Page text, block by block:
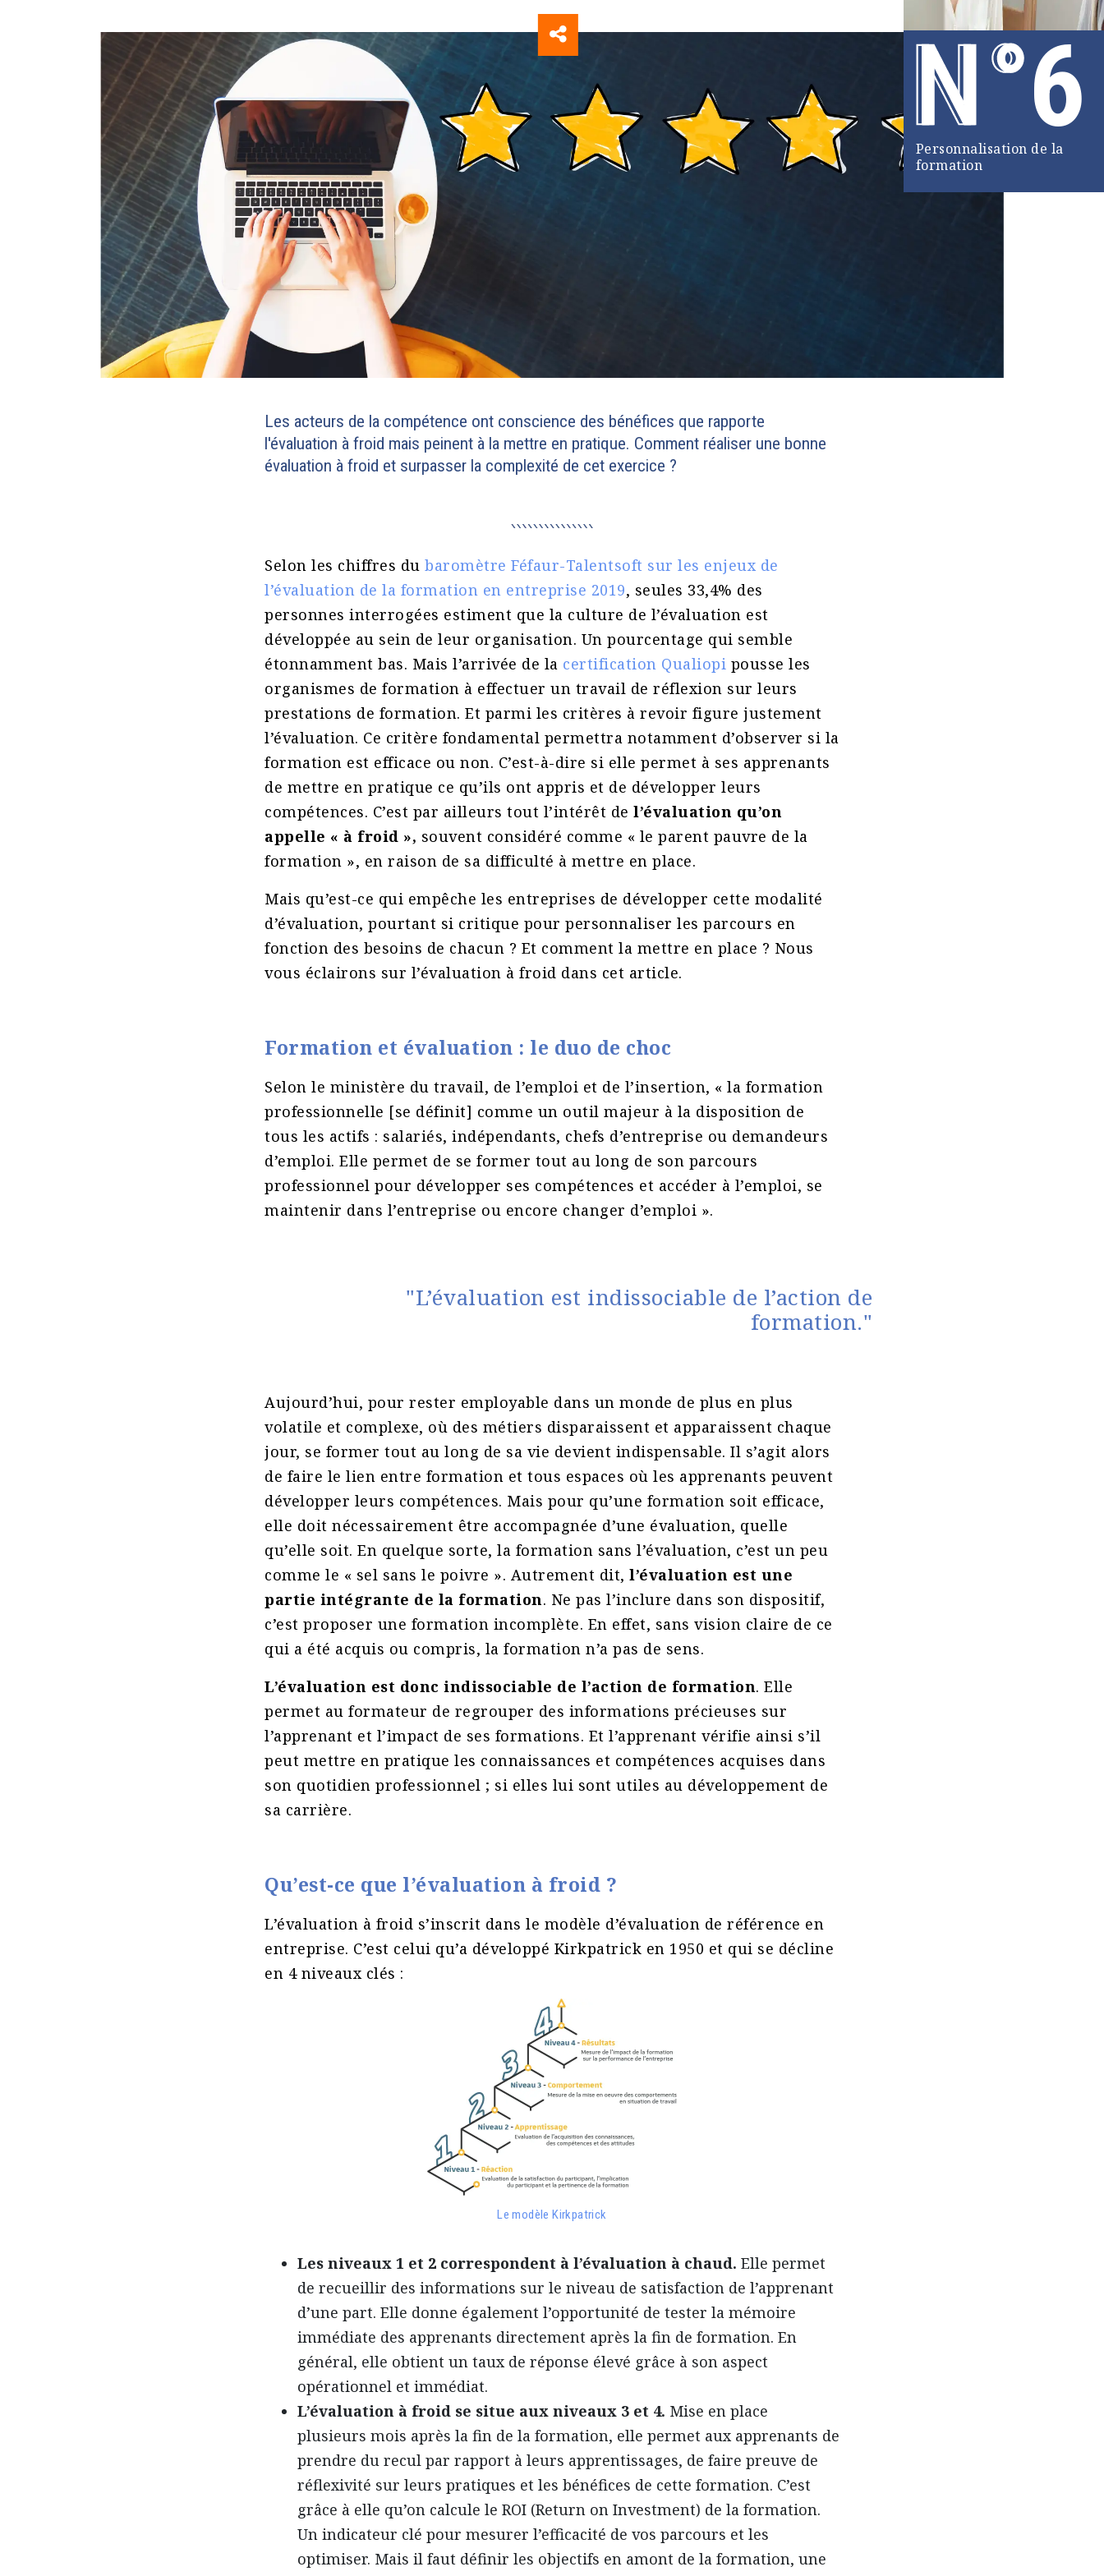
6
Personnalisation de la
formation
Les acteurs de la compétence ont conscience des bénéfices que rapporte
l'évaluation à froid mais peinent à la mettre en pratique. Comment réaliser une bonne
évaluation à froid et surpasser la complexité de cet exercice ?
Selon les chiffres du baromètre Féfaur-Talentsoft sur les enjeux de
l’évaluation de la formation en entreprise 2019, seules 33,4% des
personnes interrogées estiment que la culture de l’évaluation est
développée au sein de leur organisation. Un pourcentage qui semble
étonnamment bas. Mais l’arrivée de la certification Qualiopi pousse les
organismes de formation à effectuer un travail de réflexion sur leurs
prestations de formation. Et parmi les critères à revoir figure justement
l’évaluation. Ce critère fondamental permettra notamment d’observer si la
formation est efficace ou non. C’est-à-dire si elle permet à ses apprenants
de mettre en pratique ce qu’ils ont appris et de développer leurs
compétences. C’est par ailleurs tout l’intérêt de l’évaluation qu’on
appelle « à froid », souvent considéré comme « le parent pauvre de la
formation », en raison de sa difficulté à mettre en place.
Mais qu’est-ce qui empêche les entreprises de développer cette modalité
d’évaluation, pourtant si critique pour personnaliser les parcours en
fonction des besoins de chacun ? Et comment la mettre en place ? Nous
vous éclairons sur l’évaluation à froid dans cet article.
Formation et évaluation : le duo de choc
Selon le ministère du travail, de l’emploi et de l’insertion, « la formation
professionnelle [se définit] comme un outil majeur à la disposition de
tous les actifs : salariés, indépendants, chefs d’entreprise ou demandeurs
d’emploi. Elle permet de se former tout au long de son parcours
professionnel pour développer ses compétences et accéder à l’emploi, se
maintenir dans l’entreprise ou encore changer d’emploi ».
"L’évaluation est indissociable de l’action de
formation."
Aujourd’hui, pour rester employable dans un monde de plus en plus
volatile et complexe, où des métiers disparaissent et apparaissent chaque
jour, se former tout au long de sa vie devient indispensable. Il s’agit alors
de faire le lien entre formation et tous espaces où les apprenants peuvent
développer leurs compétences. Mais pour qu’une formation soit efficace,
elle doit nécessairement être accompagnée d’une évaluation, quelle
qu’elle soit. En quelque sorte, la formation sans l’évaluation, c’est un peu
comme le « sel sans le poivre ». Autrement dit, l’évaluation est une
partie intégrante de la formation. Ne pas l’inclure dans son dispositif,
c’est proposer une formation incomplète. En effet, sans vision claire de ce
qui a été acquis ou compris, la formation n’a pas de sens.
L’évaluation est donc indissociable de l’action de formation. Elle
permet au formateur de regrouper des informations précieuses sur
l’apprenant et l’impact de ses formations. Et l’apprenant vérifie ainsi s’il
peut mettre en pratique les connaissances et compétences acquises dans
son quotidien professionnel ; si elles lui sont utiles au développement de
sa carrière.
Qu’est-ce que l’évaluation à froid ?
L’évaluation à froid s’inscrit dans le modèle d’évaluation de référence en
entreprise. C’est celui qu’a développé Kirkpatrick en 1950 et qui se décline
en 4 niveaux clés :
Le modèle Kirkpatrick
Les niveaux 1 et 2 correspondent à l’évaluation à chaud. Elle permet
de recueillir des informations sur le niveau de satisfaction de l’apprenant
d’une part. Elle donne également l’opportunité de tester la mémoire
immédiate des apprenants directement après la fin de formation. En
général, elle obtient un taux de réponse élevé grâce à son aspect
opérationnel et immédiat.
L’évaluation à froid se situe aux niveaux 3 et 4. Mise en place
plusieurs mois après la fin de la formation, elle permet aux apprenants de
prendre du recul par rapport à leurs apprentissages, de faire preuve de
réflexivité sur leurs pratiques et les bénéfices de cette formation. C’est
grâce à elle qu’on calcule le ROI (Return on Investment) de la formation.
Un indicateur clé pour mesurer l’efficacité de vos parcours et les
optimiser. Mais il faut définir les objectifs en amont de la formation, une